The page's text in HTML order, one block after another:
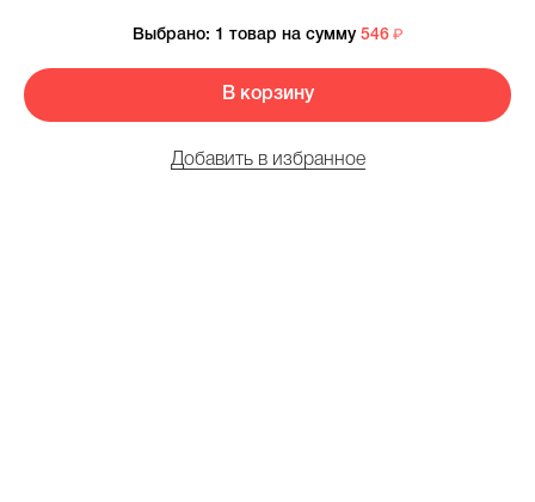
Выбрано: 1 товар на сумму 546
В корзину
Добавить в избранное